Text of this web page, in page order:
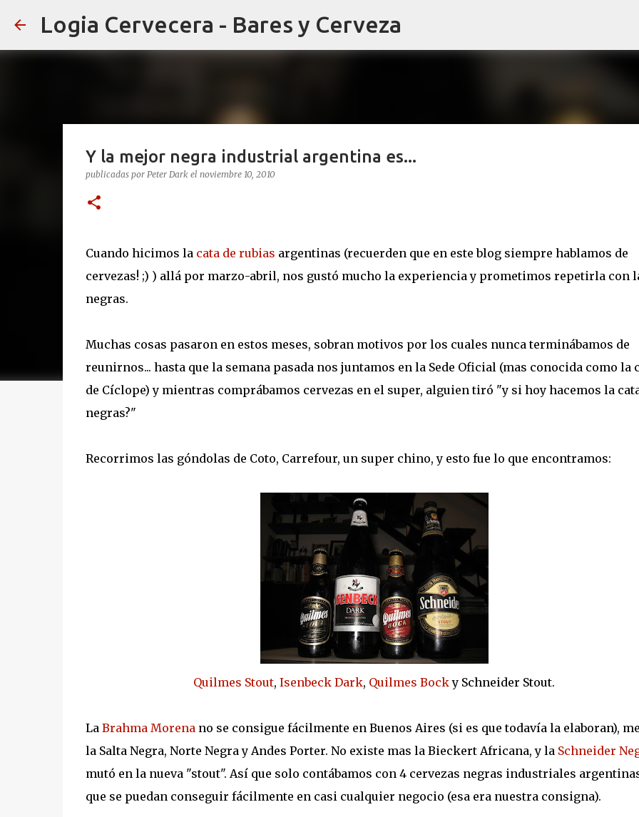
Logia Cervecera - Bares y Cerveza
Y la mejor negra industrial argentina es...
publicadas por Peter Dark el noviembre 10, 2010
Cuando hicimos la cata de rubias argentinas (recuerden que en este blog siempre hablamos de
cervezas! ;) ) allá por marzo-abril, nos gustó mucho la experiencia y prometimos repetirla con
negras.
Muchas cosas pasaron en estos meses, sobran motivos por los cuales nunca terminábamos de
reunirnos... hasta que la semana pasada nos juntamos en la Sede Oficial (mas conocida como la
de Cíclope) y mientras comprábamos cervezas en el super, alguien tiró "y si hoy hacemos la
negras?"
Recorrimos las góndolas de Coto, Carrefour, un super chino, y esto fue lo que encontramos:
Quilmes Stout, Isenbeck Dark, Quilmes Bocky Schneider Stout.
La Brahma Morenano se consigue fácilmente en Buenos Aires (si es que todavía la elaboran),
la Salta Negra, Norte Negra y Andes Porter. No existe mas la Bieckert Africana, y la Schneider
mutó en la nueva "stout". Así que solo contábamos con 4 cervezas negras industriales
que se puedan conseguir fácilmente en casi cualquier negocio (esa era nuestra consigna).